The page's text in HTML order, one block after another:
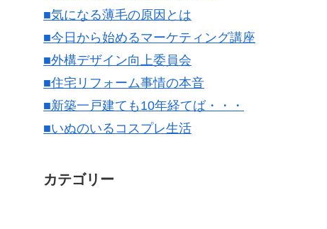
■気になる薄毛の原因とは
■今日から始めるマーケティング講座
■外構デザイン向上委員会
■住宅リフォーム事情の本音
■新築一戸建ても10年経てば・・・
■いぬのいるコスプレ生活
カテゴリー